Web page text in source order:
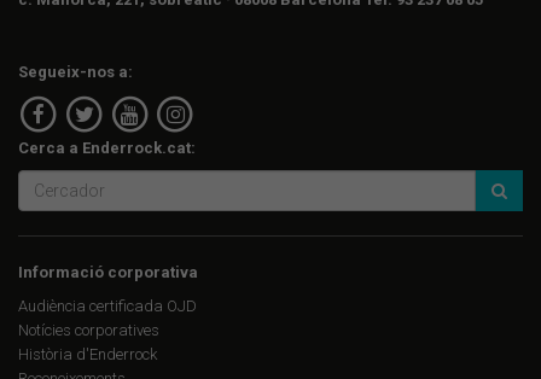
Segueix-nos a:
Cerca a Enderrock.cat:
Informació corporativa
Audiència certificada OJD
Notícies corporatives
Història d'Enderrock